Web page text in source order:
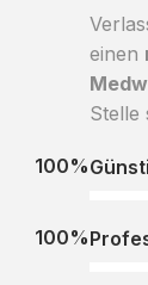
einen
Stelle
100%
100%